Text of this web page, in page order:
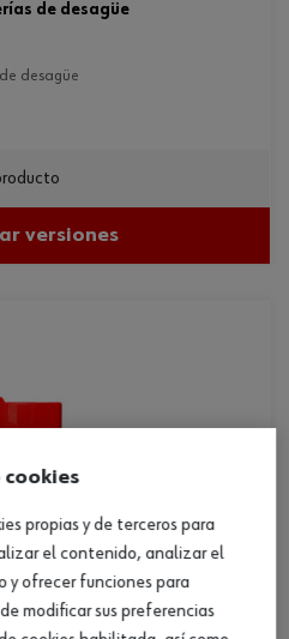
de desagüe
desagüe
versiones
propias y de terceros para
el contenido, analizar el
y ofrecer funciones para
modificar sus preferencias